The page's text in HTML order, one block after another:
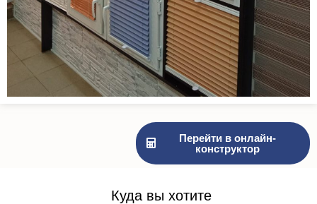
Перейти в онлайн-
конструктор
Куда вы хотите